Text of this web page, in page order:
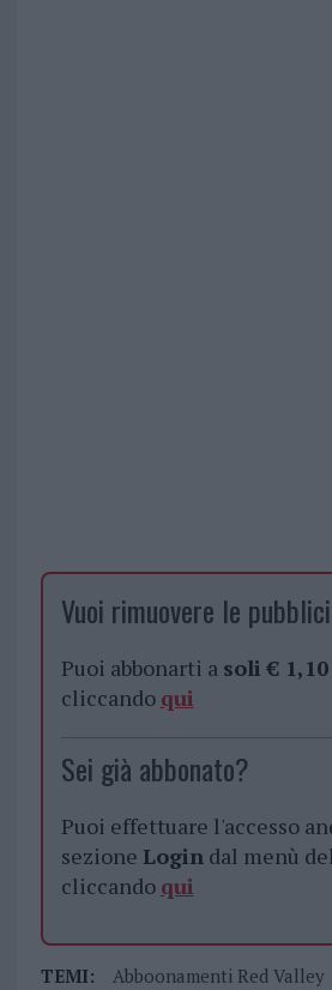
Vuoi rimuovere le
Puoi abbonarti a soli €
cliccando qui
Sei già abbonato?
Puoi effettuare l'accesso
sezione Logindal menù
cliccando qui
TEMI:
Abboonamenti Red Valley